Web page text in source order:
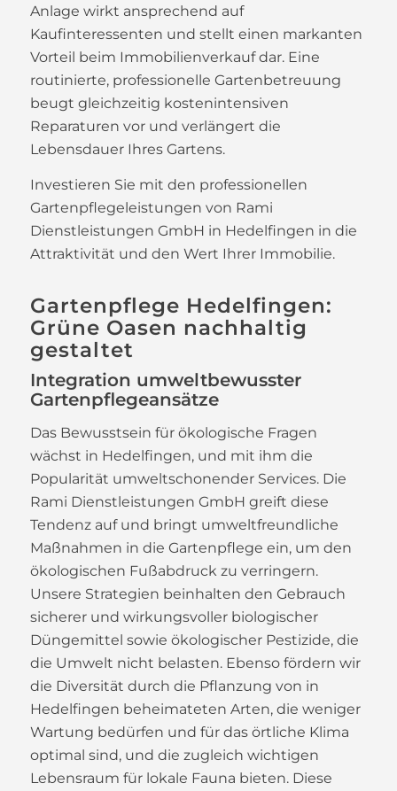
Anlage wirkt ansprechend auf
Kaufinteressenten und stellt einen markanten
Vorteil beim Immobilienverkauf dar. Eine
routinierte, professionelle Gartenbetreuung
beugt gleichzeitig kostenintensiven
Reparaturen vor und verlängert die
Lebensdauer Ihres Gartens.
Investieren Sie mit den professionellen
Gartenpflegeleistungen von Rami
Dienstleistungen GmbH in Hedelfingen in die
Attraktivität und den Wert Ihrer Immobilie.
Gartenpflege Hedelfingen:
Grüne Oasen nachhaltig
gestaltet
Integration umweltbewusster
Gartenpflegeansätze
Das Bewusstsein für ökologische Fragen
wächst in Hedelfingen, und mit ihm die
Popularität umweltschonender Services. Die
Rami Dienstleistungen GmbH greift diese
Tendenz auf und bringt umweltfreundliche
Maßnahmen in die Gartenpflege ein, um den
ökologischen Fußabdruck zu verringern.
Unsere Strategien beinhalten den Gebrauch
sicherer und wirkungsvoller biologischer
Düngemittel sowie ökologischer Pestizide, die
die Umwelt nicht belasten. Ebenso fördern wir
die Diversität durch die Pflanzung von in
Hedelfingen beheimateten Arten, die weniger
Wartung bedürfen und für das örtliche Klima
optimal sind, und die zugleich wichtigen
Lebensraum für lokale Fauna bieten. Diese